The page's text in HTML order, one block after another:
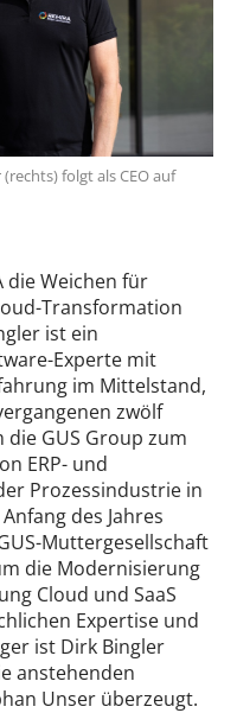
folgt als CEO auf
die Weichen für
Transformation
ist ein
Experte mit
im Mittelstand,
zwölf
die GUS Group zum
ERP- und
Prozessindustrie in
des Jahres
Muttergesellschaft
die Modernisierung
Cloud und SaaS
Expertise und
ist Dirk Bingler
anstehenden
Unser überzeugt.